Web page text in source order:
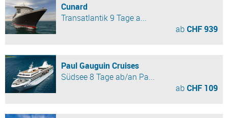
Cunard
Transatlantik 9 Tage a...
ab CHF 939
Paul Gauguin Cruises
Südsee 8 Tage ab/an Pa...
ab CHF 109